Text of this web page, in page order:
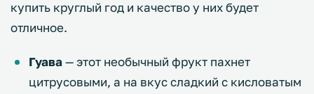
купить круглый год и качество у них будет
отличное.
Гуава— этот необычный фрукт пахнет
цитрусовыми, а на вкус сладкий с кисловатым